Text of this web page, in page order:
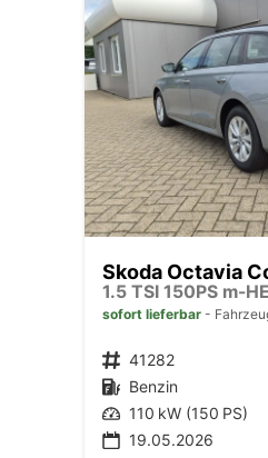
Skoda Octavia
sofort lieferbar
Fahrzeugnr. 41282
Kraftstoff Benzin
Leistung 110 kW (150 PS)
19.05.2026